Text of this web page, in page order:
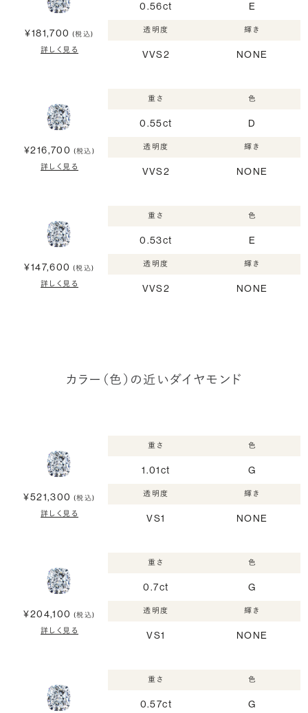
¥181,700 (税込)
詳しく見る
0.56ct E
透明度
VVS2
輝き
NONE
¥216,700 (税込)
詳しく見る
重さ
0.55ct
色
D
透明度
VVS2
輝き
NONE
¥147,600 (税込)
詳しく見る
重さ
0.53ct
色
E
透明度
VVS2
輝き
NONE
カラー（色）の近いダイヤモンド
¥521,300 (税込)
詳しく見る
重さ
1.01ct
色
G
透明度
VS1
輝き
NONE
¥204,100 (税込)
詳しく見る
重さ
0.7ct
色
G
透明度
VS1
輝き
NONE
重さ
0.57ct
色
G